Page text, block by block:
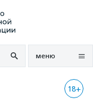
меню
18+